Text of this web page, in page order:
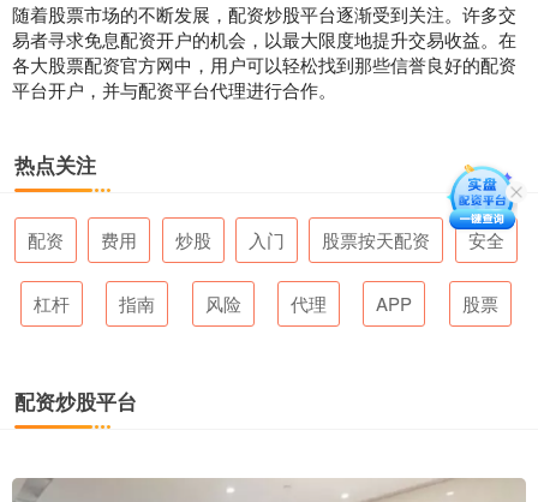
随着股票市场的不断发展，配资炒股平台逐渐受到关注。许多交
易者寻求免息配资开户的机会，以最大限度地提升交易收益。在
各大股票配资官方网中，用户可以轻松找到那些信誉良好的配资
平台开户，并与配资平台代理进行合作。
热点关注
配资 费用 炒股 入门 股票按天配资 安全
杠杆 指南 风险 代理 APP 股票
配资炒股平台